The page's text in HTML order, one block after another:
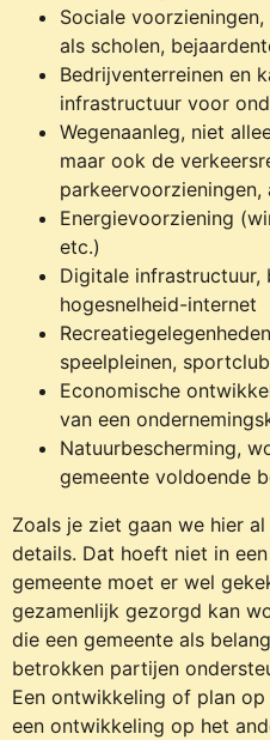
Sociale
als scholen,
Bedrijventerreinen en
infrastructuur voor
Wegenaanleg, niet
maar ook de
parkeervoorzieningen,
Energievoorziening
etc.)
Digitale infrastructuur,
hogesnelheid-internet
speelpleinen,
Economische
van een
Natuurbescherming,
gemeente voldoende
Zoals je ziet gaan we hier
details. Dat hoeft niet in
gemeente moet er wel
gezamenlijk gezorgd kan
die een gemeente als
betrokken partijen
Een ontwikkeling of plan
een ontwikkeling op het